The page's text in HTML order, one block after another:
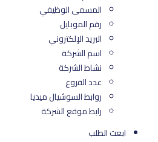
المسمى الوظيفي
رقم الموبايل
البريد الإلكتروني
اسم الشركة
نشاط الشركة
عدد الفروع
روابط السوشيال ميديا
رابط موقع الشركة
ابعت الطلب